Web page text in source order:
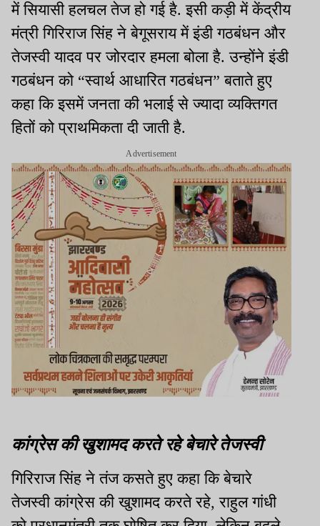
में सियासी हलचल तेज हो गई है. इसी कड़ी में केंद्रीय
मंत्री गिरिराज सिंह ने बेगूसराय में इंडी गठबंधन और
तेजस्वी यादव पर जोरदार हमला बोला है. उन्होंने इंडी
गठबंधन को “स्वार्थ आधारित गठबंधन” बताते हुए
कहा कि इसमें जनता की भलाई से ज्यादा व्यक्तिगत
हितों को प्राथमिकता दी जाती है.
Advertisement
कांग्रेस की खुशामद करते रहे बेचारे तेजस्वी
गिरिराज सिंह ने तंज कसते हुए कहा कि बेचारे
तेजस्वी कांग्रेस की खुशामद करते रहे, राहुल गांधी